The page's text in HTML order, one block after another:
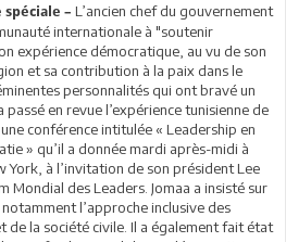
spéciale – L’ancien chef du gouvernement
internationale à "soutenir
expérience démocratique, au vu de son
et sa contribution à la paix dans le
personnalités qui ont bravé un
en revue l’expérience tunisienne de
conférence intitulée « Leadership en
» qu’il a donnée mardi après-midi à
York, à l’invitation de son président Lee
Mondial des Leaders. Jomaa a insisté sur
l’approche inclusive des
la société civile. Il a également fait état